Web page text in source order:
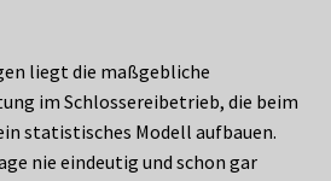
liegt die maßgebliche
im Schlossereibetrieb, die beim
statistisches Modell aufbauen.
nie eindeutig und schon gar